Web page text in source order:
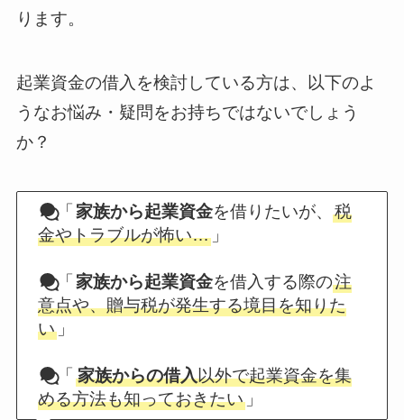
ります。
起業資金の借入を検討している方は、以下のよ
うなお悩み・疑問をお持ちではないでしょう
か？
「 家族から起業資金を借りたいが、税
金やトラブルが怖い… 」
「 家族から起業資金を借入する際の注
意点や、贈与税が発生する境目を知りた
い 」
「 家族からの借入以外で起業資金を集
める方法も知っておきたい 」